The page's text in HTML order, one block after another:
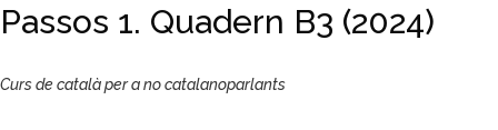
Passos 1. Quadern B3 (2024)
Curs de català per a no catalanoparlants